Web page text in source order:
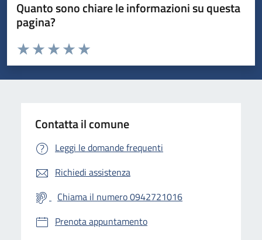
Quanto sono chiare le informazioni su questa
pagina?
Valuta da 1 a 5 stelle la pagina
Valuta 5 stelle su 5
Valuta 4 stelle su 5
Valuta 3 stelle su 5
Valuta 2 stelle su 5
Valuta 1 stelle su 5
Contatta il comune
Leggi le domande frequenti
Richiedi assistenza
Chiama il numero 0942721016
Prenota appuntamento